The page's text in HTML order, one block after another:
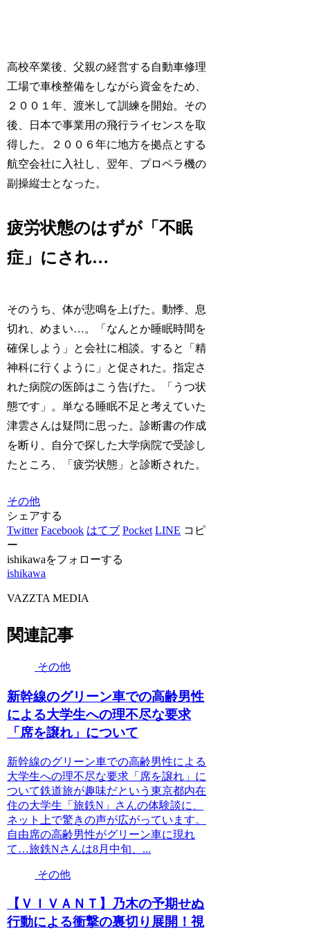
高校卒業後、父親の経営する自動車修理
工場で車検整備をしながら資金をため、
２００１年、渡米して訓練を開始。その
後、日本で事業用の飛行ライセンスを取
得した。２００６年に地方を拠点とする
航空会社に入社し、翌年、プロペラ機の
副操縦士となった。
疲労状態のはずが「不眠
症」にされ…
そのうち、体が悲鳴を上げた。動悸、息
切れ、めまい…。「なんとか睡眠時間を
確保しよう」と会社に相談。すると「精
神科に行くように」と促された。指定さ
れた病院の医師はこう告げた。「うつ状
態です」。単なる睡眠不足と考えていた
津雲さんは疑問に思った。診断書の作成
を断り、自分で探した大学病院で受診し
たところ、「疲労状態」と診断された。
その他
シェアする
Twitter Facebook はてブ Pocket LINE コピ
ー
ishikawaをフォローする
ishikawa
VAZZTA MEDIA
関連記事
その他
新幹線のグリーン車での高齢男性
による大学生への理不尽な要求
「席を譲れ」について
新幹線のグリーン車での高齢男性による
大学生への理不尽な要求「席を譲れ」に
ついて鉄道旅が趣味だという東京都内在
住の大学生「旅鉄N」さんの体験談に、
ネット上で驚きの声が広がっています。
自由席の高齢男性がグリーン車に現れ
て…旅鉄Nさんは8月中旬、...
その他
【ＶＩＶＡＮＴ】乃木の予期せぬ
行動による衝撃の裏切り展開！視